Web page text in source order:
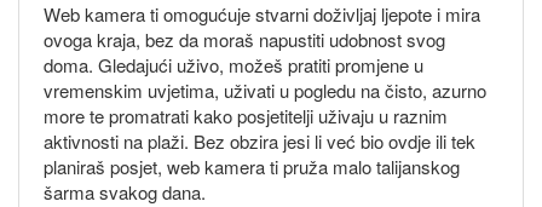
Web kamera ti omogućuje stvarni doživljaj ljepote i mira
ovoga kraja, bez da moraš napustiti udobnost svog
doma. Gledajući uživo, možeš pratiti promjene u
vremenskim uvjetima, uživati u pogledu na čisto, azurno
more te promatrati kako posjetitelji uživaju u raznim
aktivnosti na plaži. Bez obzira jesi li već bio ovdje ili tek
planiraš posjet, web kamera ti pruža malo talijanskog
šarma svakog dana.